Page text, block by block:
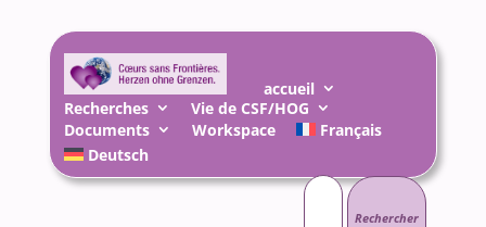
accueil
Recherches
Vie de CSF/HOG
Documents
Workspace
Français
Deutsch
Rechercher :